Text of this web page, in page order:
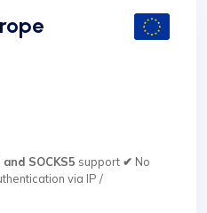
SOCKS5 support ✔ No
via IP /